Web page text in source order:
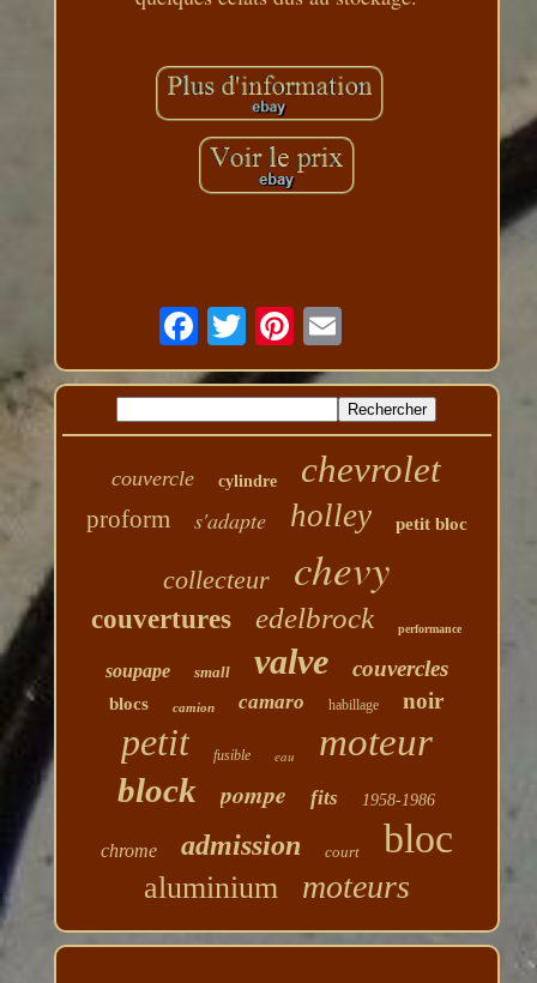
couvercle cylindre chevrolet
proform s'adapte holley petit bloc
collecteur chevy
couvertures edelbrock performance
soupape small valve couvercles
blocs camion camaro habillage noir
petit fusible eau moteur
block pompe fits 1958-1986
chrome admission court bloc
aluminium moteurs